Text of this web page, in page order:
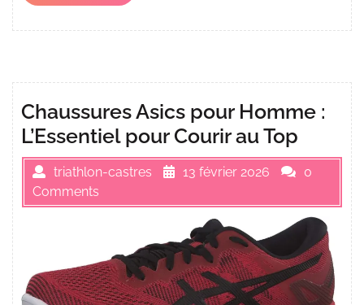
More
Chaussures Asics pour Homme :
L’Essentiel pour Courir au Top
triathlon-castres 13 février 2026
0
Comments